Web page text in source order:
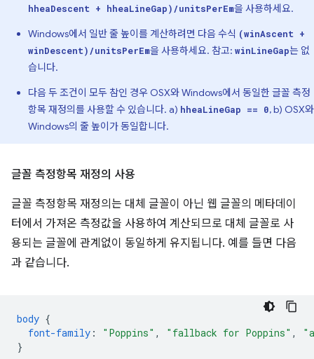
hheaDescent + hheaLineGap)/unitsPerEm을 사용하세요.
Windows에서 일반 줄 높이를 계산하려면 다음 수식 (winAscent +
winDescent)/unitsPerEm을 사용하세요. 참고: winLineGap는 없
습니다.
다음 두 조건이 모두 참인 경우 OSX와 Windows에서 동일한 글꼴 측정
항목 재정의를 사용할 수 있습니다. a) hheaLineGap == 0, b) OSX와
Windows의 줄 높이가 동일합니다.
글꼴 측정항목 재정의 사용
글꼴 측정항목 재정의는 대체 글꼴이 아닌 웹 글꼴의 메타데이
터에서 가져온 측정값을 사용하여 계산되므로 대체 글꼴로 사
용되는 글꼴에 관계없이 동일하게 유지됩니다. 예를 들면 다음
과 같습니다.
body {
font-family : "Poppins" , "fallback for Poppins" ,
}